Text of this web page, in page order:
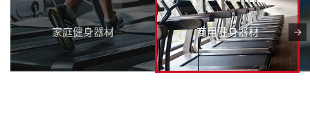
家庭健身器材 商用健身器材